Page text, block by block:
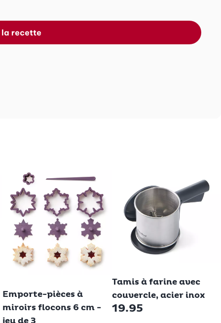
la recette
Emporte-pièces à
miroirs flocons 6 cm -
jeu de 3
Tamis à farine avec
couvercle, acier inox
19.95